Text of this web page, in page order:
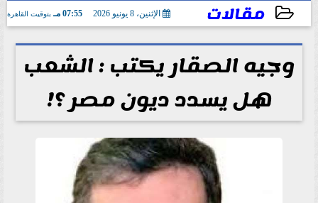
مقالات الإثنين، 8 يونيو 2026 07:55 مـ بتوقيت القاهرة
2026-06-08 19:55:33
وجيه الصقار يكتب : الشعب
هل يسدد ديون مصر ؟!